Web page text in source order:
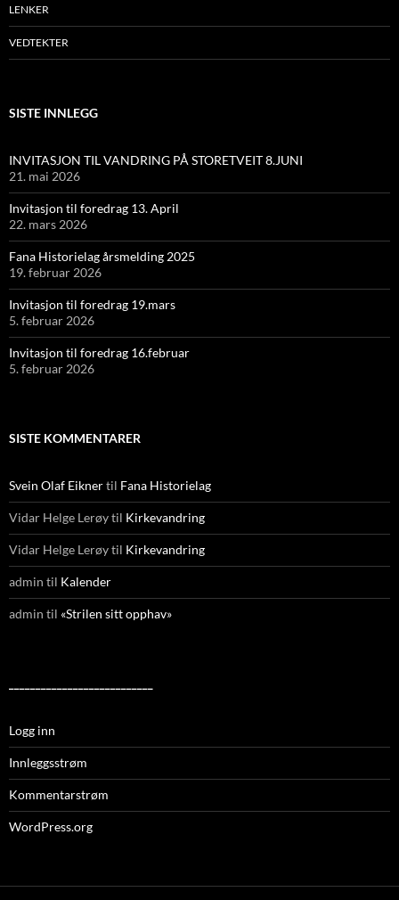
LENKER
VEDTEKTER
SISTE INNLEGG
INVITASJON TIL VANDRING PÅ STORETVEIT 8.JUNI
21. mai 2026
Invitasjon til foredrag 13. April
22. mars 2026
Fana Historielag årsmelding 2025
19. februar 2026
Invitasjon til foredrag 19.mars
5. februar 2026
Invitasjon til foredrag 16.februar
5. februar 2026
SISTE KOMMENTARER
Svein Olaf Eiknertil Fana Historielag
Vidar Helge Lerøytil Kirkevandring
Vidar Helge Lerøytil Kirkevandring
admin til Kalender
admin til «Strilen sitt opphav»
Logg inn
Innleggsstrøm
Kommentarstrøm
WordPress.org